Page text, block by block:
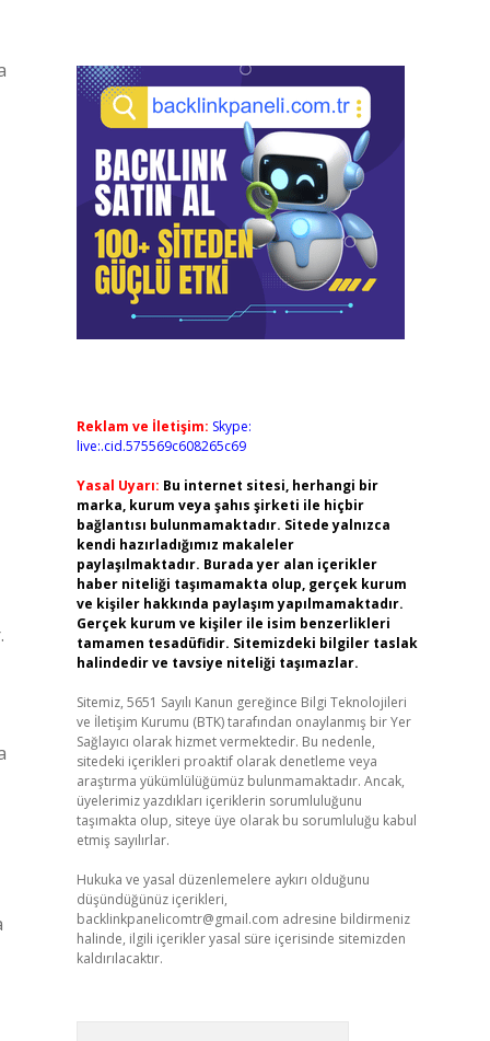
Reklam ve İletişim: Skype:
live:.cid.575569c608265c69
Yasal Uyarı: Bu internet sitesi, herhangi bir
marka, kurum veya şahıs şirketi ile hiçbir
bağlantısı bulunmamaktadır. Sitede yalnızca
kendi hazırladığımız makaleler
paylaşılmaktadır. Burada yer alan içerikler
haber niteliği taşımamakta olup, gerçek kurum
ve kişiler hakkında paylaşım yapılmamaktadır.
Gerçek kurum ve kişiler ile isim benzerlikleri
tamamen tesadüfidir. Sitemizdeki bilgiler taslak
halindedir ve tavsiye niteliği taşımazlar.
Sitemiz, 5651 Sayılı Kanun gereğince Bilgi Teknolojileri
ve İletişim Kurumu (BTK) tarafından onaylanmış bir Yer
Sağlayıcı olarak hizmet vermektedir. Bu nedenle,
sitedeki içerikleri proaktif olarak denetleme veya
araştırma yükümlülüğümüz bulunmamaktadır. Ancak,
üyelerimiz yazdıkları içeriklerin sorumluluğunu
taşımakta olup, siteye üye olarak bu sorumluluğu kabul
etmiş sayılırlar.
Hukuka ve yasal düzenlemelere aykırı olduğunu
düşündüğünüz içerikleri,
backlinkpanelicomtr@gmail.com adresine bildirmeniz
halinde, ilgili içerikler yasal süre içerisinde sitemizden
kaldırılacaktır.